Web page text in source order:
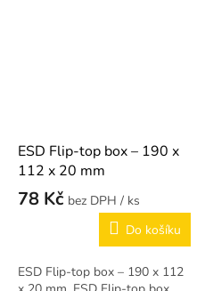
ESD Flip-top box – 190 x
112 x 20 mm
78 Kč
/ ks
Do košíku
ESD Flip-top box – 190 x 112